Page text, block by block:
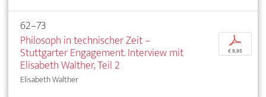
62–73
Philosoph in technischer Zeit –
Stuttgarter Engagement. Interview mit
Elisabeth Walther, Teil 2
Elisabeth Walther
p
€ 9,95